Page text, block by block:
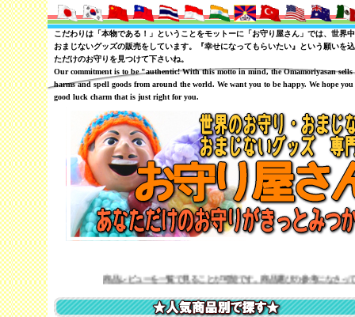
こだわりは「本物である！」ということをモットーに「お守り屋さん」では、世界
おまじないグッズの販売をしています。『幸せになってもらいたい』という願いを
ただけのお守りを見つけて下さいね。
Our commitment is to be "authentic! With this motto in mind, the Omamoriyasan sells
harms and spell goods from around the world. We want you to be happy. We hope
good luck charm that is just right for you.
商品レビューを一覧で見ることが可能です。商品選びの参考になさってみて下さい。